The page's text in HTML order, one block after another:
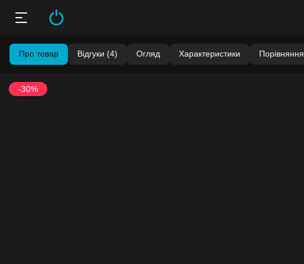
Про товар Відгуки (4) Огляд Характеристики Порівняння
-30%